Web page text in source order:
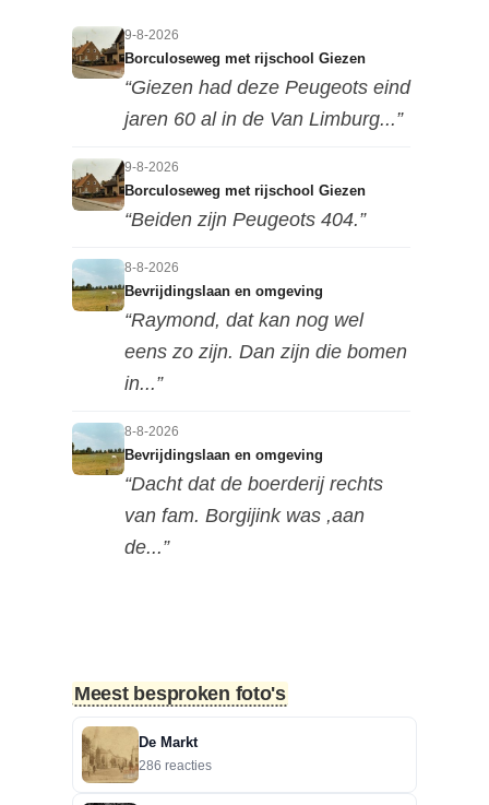
9-8-2026
Borculoseweg met rijschool Giezen
“Giezen had deze Peugeots eind
jaren 60 al in de Van Limburg...”
9-8-2026
Borculoseweg met rijschool Giezen
“Beiden zijn Peugeots 404.”
8-8-2026
Bevrijdingslaan en omgeving
“Raymond, dat kan nog wel
eens zo zijn. Dan zijn die bomen
in...”
8-8-2026
Bevrijdingslaan en omgeving
“Dacht dat de boerderij rechts
van fam. Borgijink was ,aan
de...”
hoge resolutie op mijn mobiel...”
8-8-2026
Bevrijdingslaan en omgeving
“Lastig te zien naar welke kant
Meest besproken foto's
De Markt
286 reacties